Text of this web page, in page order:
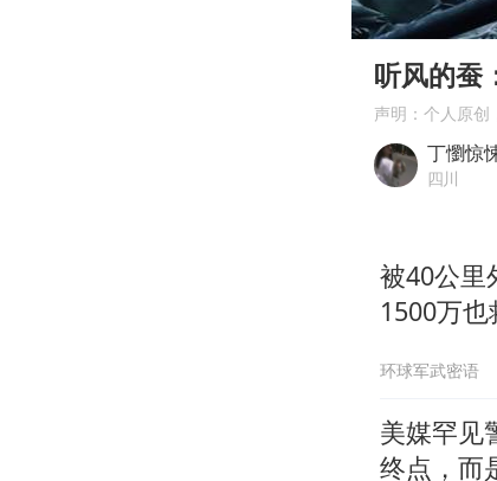
Play
00:00
听风的蚕
声明：个人原创
丁懰惊
四川
被40公里
1500万
环球军武密语
美媒罕见
终点，而